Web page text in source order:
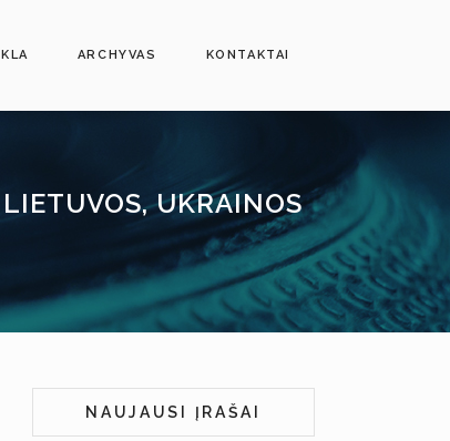
ARCHYVAS KONTAKTAI
UKRAINOS
NAUJAUSI ĮRAŠAI